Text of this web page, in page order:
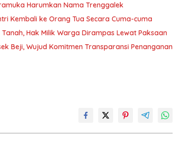
Harumkan Nama Trenggalek
Kembali ke Orang Tua Secara Cuma-cuma
Hak Milik Warga Dirampas Lewat Paksaan
Beji, Wujud Komitmen Transparansi Penanganan